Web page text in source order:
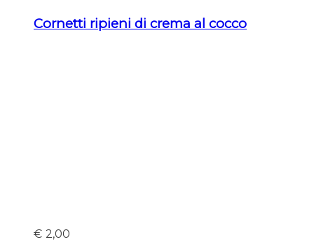
Cornetti ripieni di crema al cocco
€ 2,00